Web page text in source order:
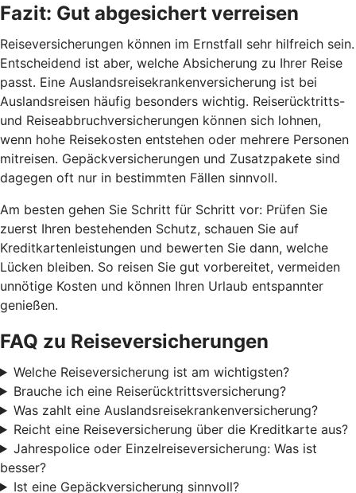
Fazit: Gut abgesichert verreisen
Reiseversicherungen können im Ernstfall sehr hilfreich sein.
Entscheidend ist aber, welche Absicherung zu Ihrer Reise
passt. Eine Auslandsreisekrankenversicherung ist bei
Auslandsreisen häufig besonders wichtig. Reiserücktritts-
und Reiseabbruchversicherungen können sich lohnen,
wenn hohe Reisekosten entstehen oder mehrere Personen
mitreisen. Gepäckversicherungen und Zusatzpakete sind
dagegen oft nur in bestimmten Fällen sinnvoll.
Am besten gehen Sie Schritt für Schritt vor: Prüfen Sie
zuerst Ihren bestehenden Schutz, schauen Sie auf
Kreditkartenleistungen und bewerten Sie dann, welche
Lücken bleiben. So reisen Sie gut vorbereitet, vermeiden
unnötige Kosten und können Ihren Urlaub entspannter
genießen.
FAQ zu Reiseversicherungen
Welche Reiseversicherung ist am wichtigsten?
Brauche ich eine Reiserücktrittsversicherung?
Was zahlt eine Auslandsreisekrankenversicherung?
Reicht eine Reiseversicherung über die Kreditkarte aus?
Jahrespolice oder Einzelreiseversicherung: Was ist
besser?
Ist eine Gepäckversicherung sinnvoll?